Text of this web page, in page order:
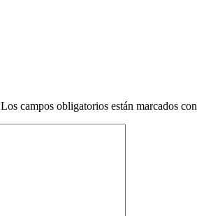
Los campos obligatorios están marcados con